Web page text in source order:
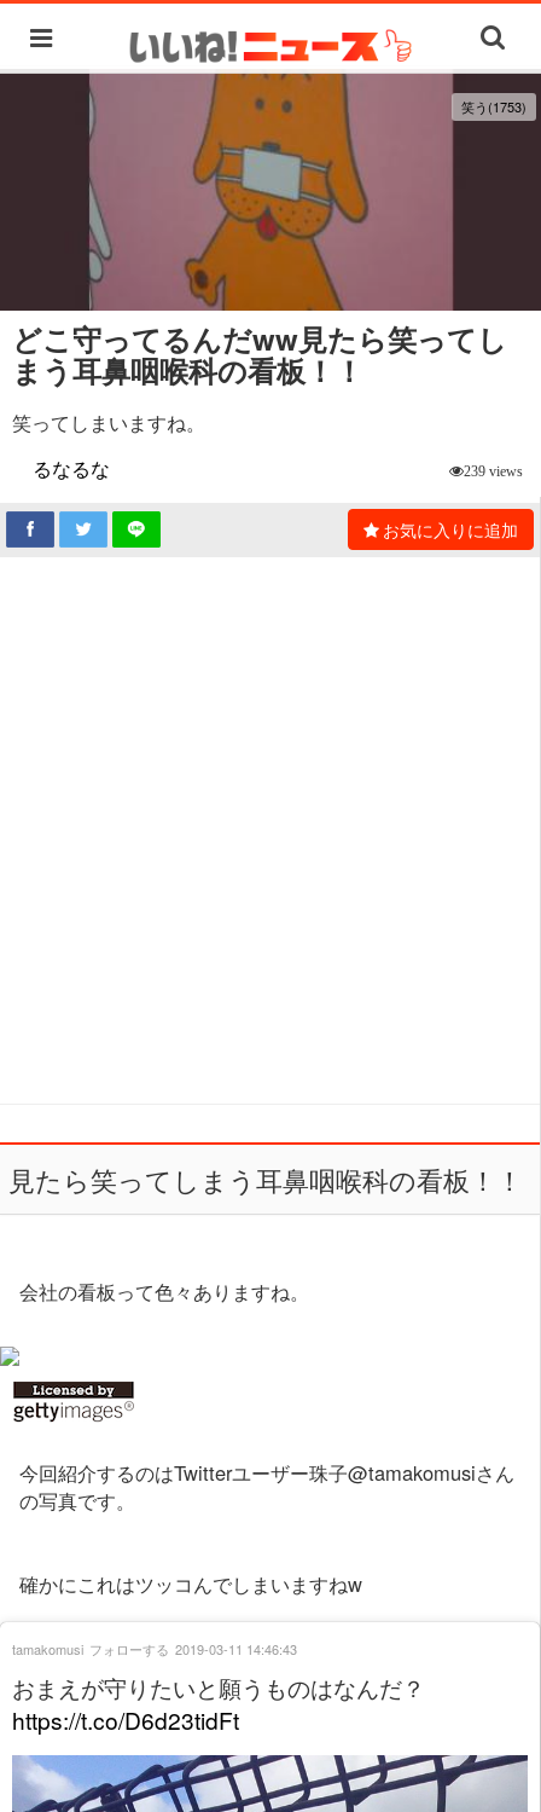
笑う(1753)
どこ守ってるんだww見たら笑ってし
まう耳鼻咽喉科の看板！！
笑ってしまいますね。
るなるな
239 views
お気に入りに追加
見たら笑ってしまう耳鼻咽喉科の看板！！
会社の看板って色々ありますね。
今回紹介するのはTwitterユーザー珠子@tamakomusiさん
の写真です。
確かにこれはツッコんでしまいますねw
おまえが守りたいと願うものはなんだ？
https://t.co/D6d23tidFt
tamakomusi フォローする 2019-03-11 14:46:43